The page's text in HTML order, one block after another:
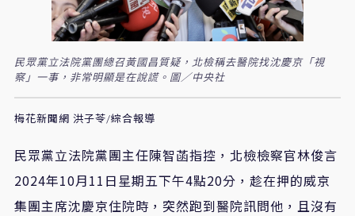
民眾黨立法院黨團總召黃國昌質疑，北檢稱去醫院找沈慶京「視
察」一事，非常明顯是在說謊。圖／中央社
梅花新聞網 洪子苓/綜合報導
民眾黨立法院黨團主任陳智菡指控，北檢檢察官林俊言
2024年10月11日星期五下午4點20分，趁在押的威京
集團主席沈慶京住院時，突然跑到醫院訊問他，且沒有